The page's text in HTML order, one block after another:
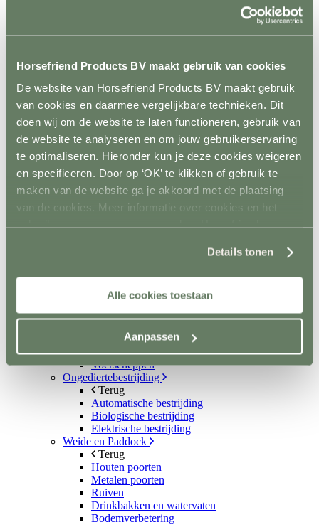
Horsefriend Products BV maakt gebruik van cookies
De website van Horsefriend Products BV maakt gebruik
van cookies en daarmee vergelijkbare technieken. Dit
doen wij om de website te laten functioneren, gebruik van
de website te analyseren en om jouw gebruikerservaring
te optimaliseren. Hieronder kun je deze cookies weigeren
en specificeren. Door op ‘OK’ te klikken of gebruik te
maken van de website ga je akkoord met de plaatsing
van de cookies. Meer informatie over cookies en het
gebruik van persoonsgegevens door Horsefriend
Details tonen
Alle cookies toestaan
Aanpassen
Dekenrekken
Ophanghaken
Hoofdstelhouders
Wassen en drogen
Gereedschap
Terug
Mestvorken
Scheppen
Bezems en harken
Mestboy
Mestruimen
Emmers en bakken
Vloer
Voerkamer
Terug
Voeropslag
Hooistomers
Voerscheppen
Ongediertebestrijding
Terug
Automatische bestrijding
Biologische bestrijding
Elektrische bestrijding
Weide en Paddock
Terug
Houten poorten
Metalen poorten
Ruiven
Drinkbakken en watervaten
Bodemverbetering